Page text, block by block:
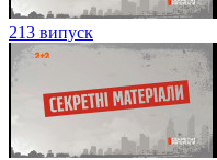
213 випуск